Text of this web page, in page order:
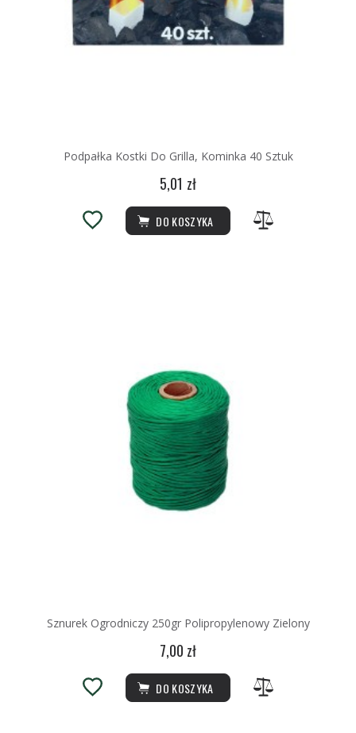
Podpałka Kostki Do Grilla, Kominka 40 Sztuk
5,01 zł
DO KOSZYKA
Sznurek Ogrodniczy 250gr Polipropylenowy Zielony
7,00 zł
DO KOSZYKA